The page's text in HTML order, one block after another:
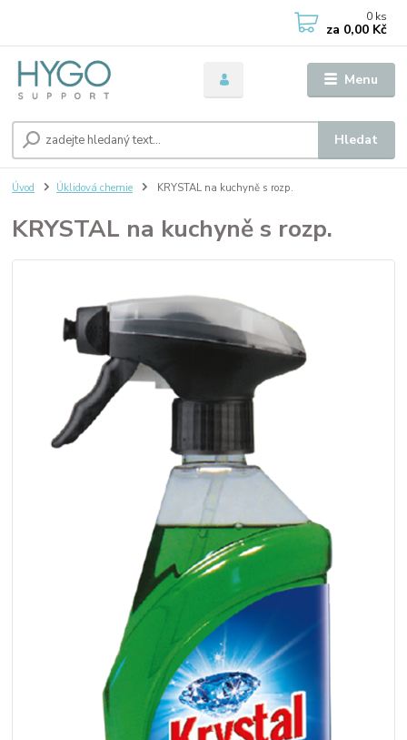
Menu
Hledat
0 ks
za 0,00 Kč
Úvod Úklidová chemie KRYSTAL na kuchyně s rozp.
KRYSTAL na kuchyně s rozp.